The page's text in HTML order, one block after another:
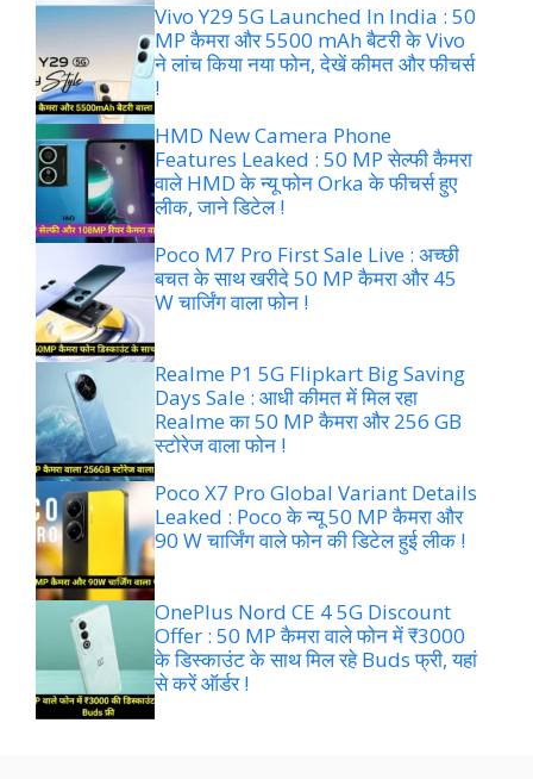
Vivo Y29 5G Launched In India : 50
MP कैमरा और 5500 mAh बैटरी के Vivo
ने लांच किया नया फोन, देखें कीमत और फीचर्स
!
HMD New Camera Phone
Features Leaked : 50 MP सेल्फी कैमरा
वाले HMD के न्यू फोन Orka के फीचर्स हुए
लीक, जाने डिटेल !
Poco M7 Pro First Sale Live : अच्छी
बचत के साथ खरीदे 50 MP कैमरा और 45
W चार्जिंग वाला फोन !
Realme P1 5G Flipkart Big Saving
Days Sale : आधी कीमत में मिल रहा
Realme का 50 MP कैमरा और 256 GB
स्टोरेज वाला फोन !
Poco X7 Pro Global Variant Details
Leaked : Poco के न्यू 50 MP कैमरा और
90 W चार्जिंग वाले फोन की डिटेल हुई लीक !
OnePlus Nord CE 4 5G Discount
Offer : 50 MP कैमरा वाले फोन में ₹3000
के डिस्काउंट के साथ मिल रहे Buds फ्री, यहां
से करें ऑर्डर !